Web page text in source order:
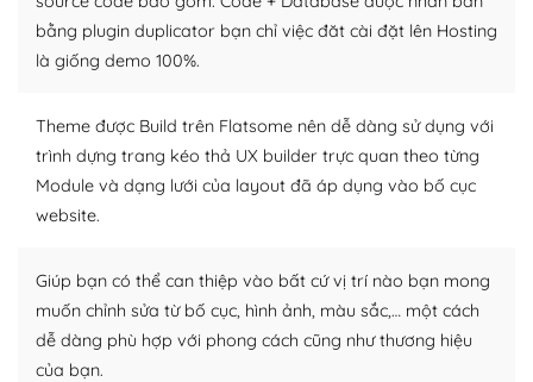
Cộng đồng sử dụng WordPress sẵn sàng hỗ trợ bạn
– Đa dạng plugin và themes
Plugin mở rộng là thành phần cài đặt thêm vào
WordPress để tăng thêm các tính năng cần thiết. Có
nhiều plugin trả phí hoặc miễn phí.
Nhờ lượng người dùng đông đảo, thư viện themes và
thích chọn lựa plugin và themes phù hợp cho mục đích
lập website của mình.
WordPress đa dạng plugin và themes
bằng plugin duplicator bạn chỉ việc đăt cài đặt lên Hosting
là giống demo 100%.
Theme được Build trên Flatsome nên dễ dàng sử dụng với
trình dựng trang kéo thả UX builder trực quan theo từng
Module và dạng lưới của layout đã áp dụng vào bố cục
website.
Giúp bạn có thể can thiệp vào bất cứ vị trí nào bạn mong
muốn chỉnh sửa từ bố cục, hình ảnh, màu sắc,… một cách
dễ dàng phù hợp với phong cách cũng như thương hiệu
của bạn.